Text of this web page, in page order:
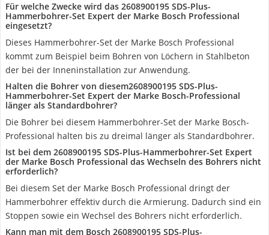
Für welche Zwecke wird das 2608900195 SDS-Plus-
Hammerbohrer-Set Expert der Marke Bosch Professional
eingesetzt?
Dieses Hammerbohrer-Set der Marke Bosch Professional
kommt zum Beispiel beim Bohren von Löchern in Stahlbeton
der bei der Inneninstallation zur Anwendung.
Halten die Bohrer von diesem2608900195 SDS-Plus-
Hammerbohrer-Set Expert der Marke Bosch-Professional
länger als Standardbohrer?
Die Bohrer bei diesem Hammerbohrer-Set der Marke Bosch-
Professional halten bis zu dreimal länger als Standardbohrer.
Ist bei dem 2608900195 SDS-Plus-Hammerbohrer-Set Expert
der Marke Bosch Professional das Wechseln des Bohrers nicht
erforderlich?
Bei diesem Set der Marke Bosch Professional dringt der
Hammerbohrer effektiv durch die Armierung. Dadurch sind ein
Stoppen sowie ein Wechsel des Bohrers nicht erforderlich.
Kann man mit dem Bosch 2608900195 SDS-Plus-